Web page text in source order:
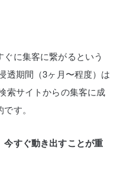
に集客に繋がるという
透期間（3ヶ月〜程度）は
索サイトからの集客に成
す。
今すぐ動き出すことが重